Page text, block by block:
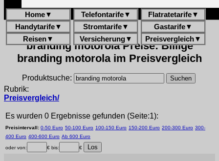
Home▼ Telefontarife▼ Flatratetarife▼
Handytarife▼ Stromtarife▼ Gastarife▼
Reisen▼ Versicherung▼ Preisvergleich▼
branding motorola Preise: Billige
branding motorola im Preisvergleich
Produktsuche:
Rubrik:
Preisvergleich/
Es wurden 0 Ergebnisse gefunden (Seite:1):
Preisintervall: 0-50 Euro 50-100 Euro 100-150 Euro 150-200 Euro 200-300 Euro 300-
400 Euro 400-600 Euro Ab 600 Euro
oder von: € bis: €